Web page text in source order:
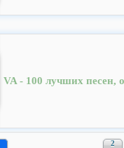
VA - 100 лучших песен,
2